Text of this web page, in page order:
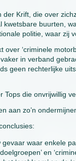
Krift, die over
kwetsbare buurten,
politie, waar zij
over ‘criminele
in verband
geen rechterlijke
die onvrijwillig
aan zo’n
gevaar waar enkele
doelgroepen’ en